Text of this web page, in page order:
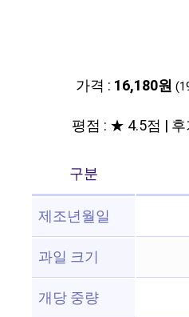
가격 : 16,180원
평점 : ★ 4.5점 | 후
구분
제조년월일
과일 크기
개당 중량